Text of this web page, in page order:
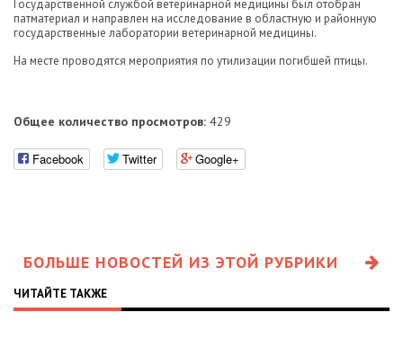
Государственной службой ветеринарной медицины был отобран
патматериал и направлен на исследование в областную и районную
государственные лаборатории ветеринарной медицины.
На месте проводятся мероприятия по утилизации погибшей птицы.
Общее количество просмотров: 429
Facebook Twitter Google+
БОЛЬШЕ НОВОСТЕЙ ИЗ ЭТОЙ РУБРИКИ
ЧИТАЙТЕ ТАКЖЕ